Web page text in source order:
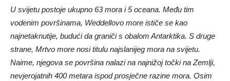
U svijetu postoje ukupno 63 mora i 5 oceana. Među tim
vodenim površinama, Weddellovo more ističe se kao
najnetaknutije, budući da graniči s obalom Antarktika. S druge
strane, Mrtvo more nosi titulu najslanijeg mora na svijetu.
Naime, njegova se površina nalazi na najnižoj točki na Zemlji,
nevjerojatnih 400 metara ispod prosječne razine mora. Osim